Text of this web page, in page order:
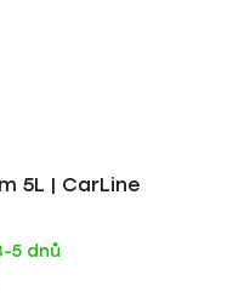
5L | CarLine
5 dnů